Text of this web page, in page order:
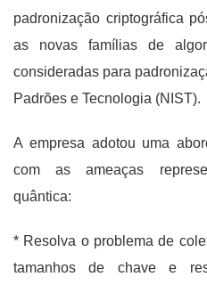
padronização criptográfica
as novas famílias de
consideradas para
Padrões e Tecnologia (NIST).
A empresa adotou uma
com as ameaças
quântica:
* Resolva o problema de
tamanhos de chave e